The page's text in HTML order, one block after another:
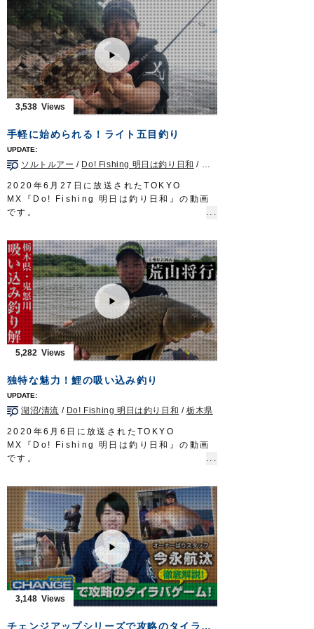
下にもかかわらず、軽いヘッドのキャスティ
ングで次々に良型マダイを引き出していきま
す。
■取材協力…福岡県福岡市/マリブエクスプロ
ーラー様
■使用アイテム
・チェンジアップヘッド35～60g
・チェンジストッパー
・チェンジアップ交換鈎
・チェンジスカート
釣り時季 サガテレビ毎週日曜日朝5時30分
～6時放送 https://turitoki.com/
OWNERMOVIE http://ownertv.jp/
オーナーばりwebsite
http://www.owner.co.jp
3,538
手軽に始められる！ライト五目釣り
ソルトルアー / Do! Fishing 明日は釣り日和 /
2020年6月27日に放送されたTOKYO
MX『Do! Fishing 明日は釣り日和』の動画
です。
頃から釣りに親しんできた渡邉長士さんが、
南房総の陸っぱりから手軽に楽しめるライト
五目釣りを紹介します。
■使用製品
リングキックテイル
リングツインテイル2”
瞬貫BC
アジネクトン
アジ弾丸
Do!Fishing 毎週土曜日 8:30～8:45放送※
https://s.mxtv.jp/variety/do_fishing/
OWNERMOVIE
オーナーばりwebsite
http://www.owner.co.jp
5,282
独特な魅力！鯉の吸い込み釣り
湖沼/清流 / Do! Fishing 明日は釣り日和 /栃木県
2020年6月6日に放送されたTOKYO
MX『Do! Fishing 明日は釣り日和』の動画
です。
が知る身近な淡水魚「コイ」。
今回は大手釣具店に勤務する荒山将行さんが
地元である栃木県の鬼怒川で、手軽に始めら
れるコイの吸い込み釣りを分かりやすく解説
します。
■使用製品
鯉オモリ吸込仕掛
吸込仕掛（2組入）
■取材協力
栃木県鬼怒川漁業協同組合様
3,148
チェンジアップシリーズで攻略のタイラバゲーム！徹底解説！